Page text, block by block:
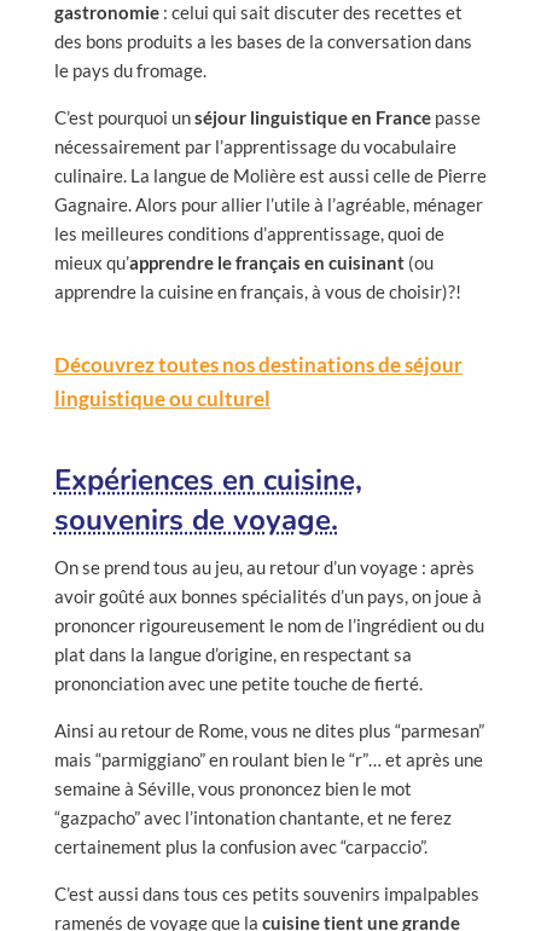
gastronomie: celui qui sait discuter des recettes et
des bons produits a les bases de la conversation dans
le pays du fromage.
C’est pourquoi unséjour linguistique en Francepasse
nécessairement par l’apprentissage du vocabulaire
culinaire. La langue de Molière est aussi celle de Pierre
Gagnaire. Alors pour allier l’utile à l’agréable, ménager
les meilleures conditions d’apprentissage, quoi de
mieux qu’apprendre le français en cuisinant(ou
apprendre la cuisine en français, à vous de choisir)?!
Découvrez toutes nos destinations de séjour
linguistique ou culturel
Expériences en cuisine,
souvenirs de voyage.
On se prend tous au jeu, au retour d’un voyage : après
avoir goûté aux bonnes spécialités d’un pays, on joue à
prononcer rigoureusement le nom de l’ingrédient ou du
plat dans la langue d’origine, en respectant sa
prononciation avec une petite touche de fierté.
Ainsi au retour de Rome, vous ne dites plus “parmesan”
mais “parmiggiano” en roulant bien le “r”… et après une
semaine à Séville, vous prononcez bien le mot
“gazpacho” avec l’intonation chantante, et ne ferez
certainement plus la confusion avec “carpaccio”.
C’est aussi dans tous ces petits souvenirs impalpables
ramenés de voyage que la cuisine tient une grande